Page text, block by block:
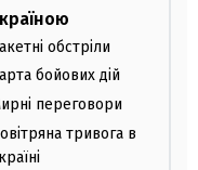
обстріли
бойових дій
переговори
тривога в